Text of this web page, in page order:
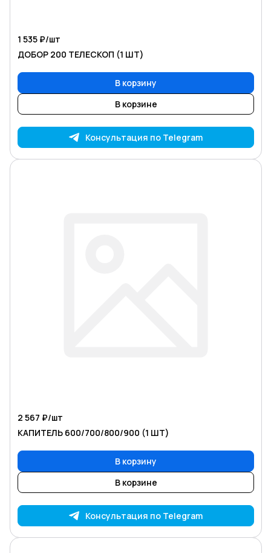
1 535 ₽/шт
ДОБОР 200 ТЕЛЕСКОП (1 ШТ)
В корзину
В корзине
Консультация по Telegram
2 567 ₽/шт
КАПИТЕЛЬ 600/700/800/900 (1 ШТ)
В корзину
В корзине
Консультация по Telegram